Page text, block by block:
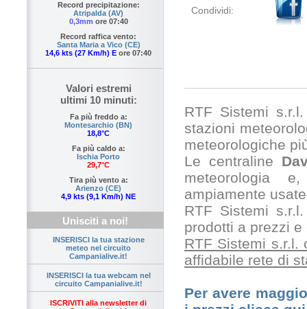
Record precipitazione:
Atripalda (AV)
0,3mm ore 07:40
Record raffica vento:
Santa Maria a Vico (CE)
14,6 kts (27 Km/h) E ore 07:40
Valori estremi
ultimi 10 minuti:
Fa più freddo a:
Montesarchio (BN)
18,8°C
Fa più caldo a:
Ischia Porto
29,7°C
Tira più vento a:
Arienzo (CE)
4,9 kts (9,1 Km/h) NE
Unisciti a noi!
INSERISCI la tua stazione
meteo nel circuito
Campanialive.it!
INSERISCI la tua webcam nel
circuito Campanialive.it!
ISCRIVITI alla newsletter di
Condividi:
RTF Sistemi
stazioni
meteorologiche
Le centraline
meteorologia
ampiamente
RTF Sistemi
prodotti a prezzi
RTF Sistemi s.r.l.
affidabile rete di
Per avere